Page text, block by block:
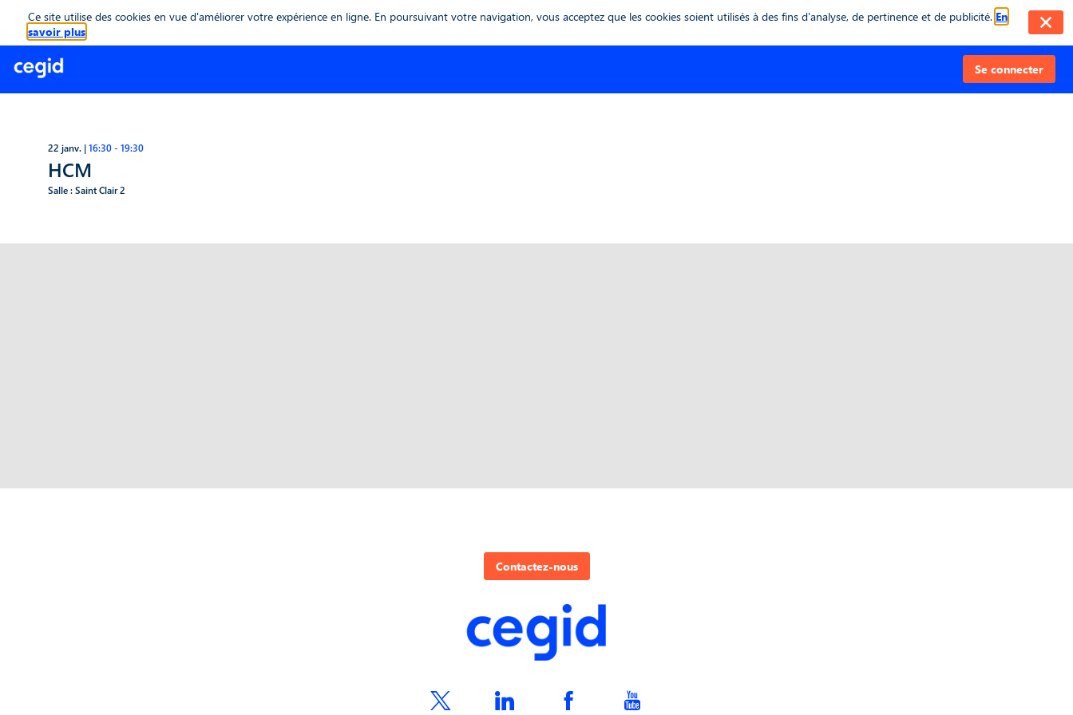
Se connecter
22 janv. |16:30- 19:30
HCM
Salle :Saint Clair 2
Contactez-nous
Ce site utilise des cookies en vue d'améliorer votre expérience en ligne. En poursuivant votre navigation, vous acceptez que les cookies soient utilisés à des fins d'analyse, de pertinence et de publicité. En
savoir plus
(function(global){ console.info("registering Marketo munchkin"); var inwink = global.inwink || {}; global.inwink = inwink; inwink.tracking = inwink.tracking || {}; inwink.tracking.trackers = inwink.tracking.trackers || [];
inwink.tracking.trackers.push({ script: { id : "mytracker", innerContent : '(function() {\r\n var didInit = false;\r\n function initMunchkin() {\r\n if(didInit === false) {\r\n didInit = true;\r\n Munchkin.init('818-MJH-876');\r\n
}\r\n }\r\n var s = document.createElement('script');\r\n s.type = 'text/javascript';\r\n s.async = true;\r\n s.src = '//munchkin.marketo.net/munchkin.js';\r\n s.onreadystatechange = function() {\r\n if (this.readyState ==
'complete' || this.readyState == 'loaded') {\r\n initMunchkin();\r\n }\r\n };\r\n s.onload = initMunchkin;\r\n document.getElementsByTagName('head')[0].appendChild(s);\r\n})();' }, trackPage: function(location){}, trackAction:
function(category, action, label){} }); if (inwink.trackingStatus) inwink.trackingStatus(); })(this);